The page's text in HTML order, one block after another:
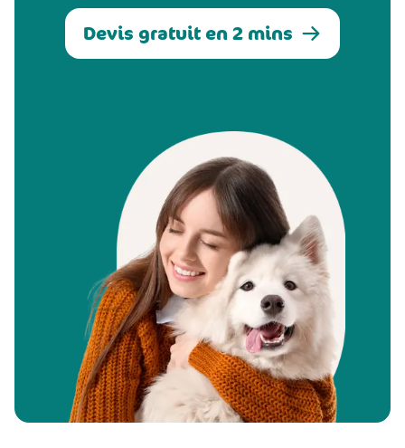
Devis gratuit en 2 mins